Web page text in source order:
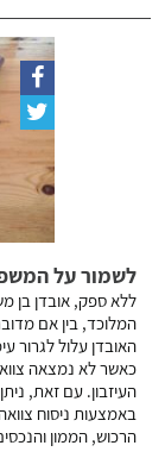
לשמור על
ללא ספק, אובדן בן
המלוכד, בין אם
האובדן עלול לגרור
כאשר לא נמצאה
העיזבון. עם זאת,
באמצעות ניסוח
הרכוש, הממון